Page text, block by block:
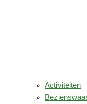
Activiteiten